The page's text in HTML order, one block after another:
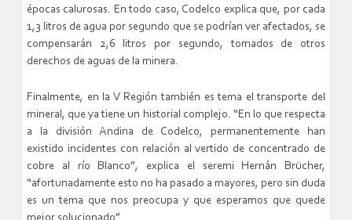
épocas calurosas. En todo caso, Codelco explica que, por cada
1,3 litros de agua por segundo que se podrían ver afectados, se
compensarán 2,6 litros por segundo, tomados de otros
derechos de aguas de la minera.
Finalmente, en la V Región también es tema el transporte del
mineral, que ya tiene un historial complejo. “En lo que respecta
a la división Andina de Codelco, permanentemente han
existido incidentes con relación al vertido de concentrado de
cobre al río Blanco”, explica el seremi Hernán Brücher,
“afortunadamente esto no ha pasado a mayores, pero sin duda
es un tema que nos preocupa y que esperamos que quede